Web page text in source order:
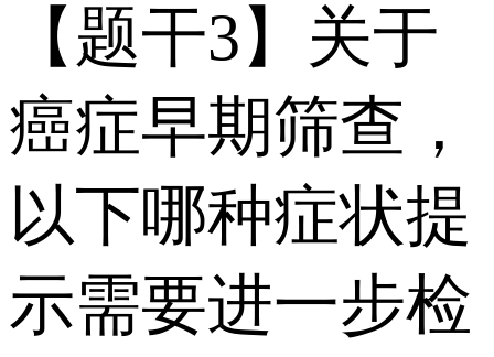
【题干3】关于
癌症早期筛查，
以下哪种症状提
示需要进一步检